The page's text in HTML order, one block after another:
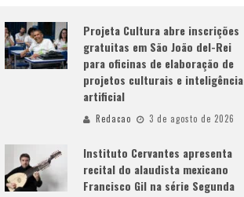
Projeta Cultura abre inscrições
gratuitas em São João del-Rei
para oficinas de elaboração de
projetos culturais e inteligência
artificial
Redacao 3 de agosto de 2026
Instituto Cervantes apresenta
recital do alaudista mexicano
Francisco Gil na série Segunda